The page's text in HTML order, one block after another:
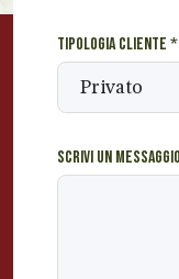
Tipologia cliente *
Scrivi un messaggio